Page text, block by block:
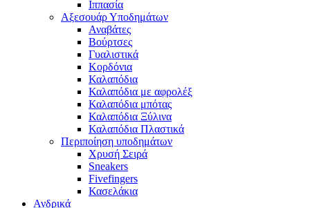
Ιππασία
Αξεσουάρ Υποδημάτων
Αναβάτες
Βούρτσες
Γυαλιστικά
Κορδόνια
Καλαπόδια
Καλαπόδια με αφρολέξ
Καλαπόδια μπότας
Καλαπόδια Ξύλινα
Καλαπόδια Πλαστικά
Περιποίηση υποδημάτων
Χρυσή Σειρά
Sneakers
Fivefingers
Κασελάκια
Ανδρικά